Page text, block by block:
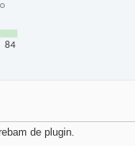
84
de plugin.